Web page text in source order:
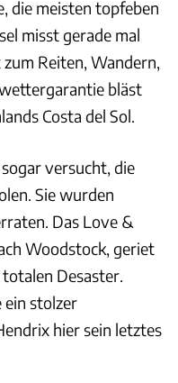
die meisten topfeben
misst gerade mal
Reiten, Wandern,
bläst
Costa del Sol.
versucht, die
Sie wurden
Das Love &
Woodstock, geriet
Desaster.
stolzer
hier sein letztes